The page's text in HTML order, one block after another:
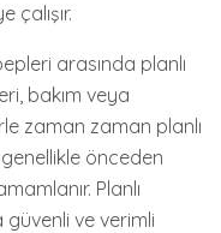
çalışır.
arasında planlı
bakım veya
zaman zaman planlı
önceden
Planlı
ve verimli